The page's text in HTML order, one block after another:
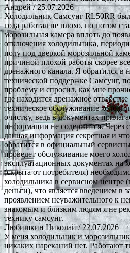
Андрей/ 25.07.2026
Холодильник Самсунг RL50RR
года работал не плохо, но потом
морозильная камера вплоть до
отключения холодильника,
полу под дверкой морозильной
причиной плохой работы скорее
дренажного канала. Я обратился
технической поддержке Самсунг,
проблему и спросил, как мне
где находится дренажное
техническое обслуживание
очистку, ведь в документах
информации не содержится. Через
данная информация секретная и
обратится в официальный
проведет обслуживание моего
эксплуатационных документах на
(скрыта от потребителя)
холодильника в сервисном центре
деньги), что является введением в
проявлением неуважительного к
знакомым и близким людям я не
технику самсунг.
Любишкин Николай/ 22.07.2026
У меня холодильник и
никаких нареканий нет. Работают